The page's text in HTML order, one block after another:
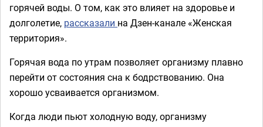
горячей воды. О том, как это влияет на здоровье и
долголетие, рассказали на Дзен-канале «Женская
территория».
Горячая вода по утрам позволяет организму плавно
перейти от состояния сна к бодрствованию. Она
хорошо усваивается организмом.
Когда люди пьют холодную воду, организму